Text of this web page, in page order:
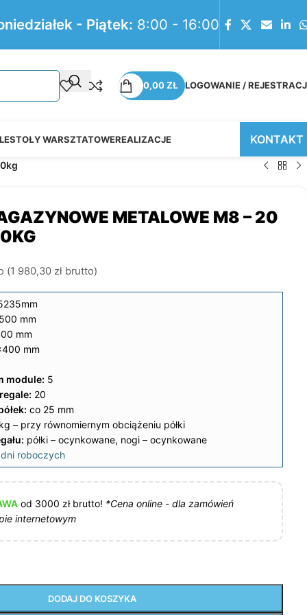
- Piątek: 8:00 - 16:00
0,00ZŁ LOGOWANIE /
STOŁY WARSZTATOWEREALIZACJE KONTAKT
METALOWE M8 – 20
(1 980,30 zł brutto)
mm
mm
mm
module: 5
20
co 25 mm
– przy równomiernym obciążeniu półki
półki – ocynkowane, nogi – ocynkowane
roboczych
od 3000 zł brutto! *Cena online - dla zamówień
internetowym
DODAJ DO KOSZYKA